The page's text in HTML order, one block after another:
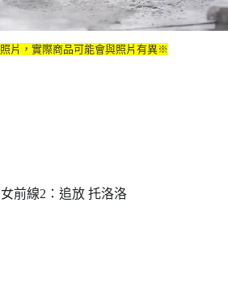
片，實際商品可能會與照片有異※
女前線2：追放 托洛洛